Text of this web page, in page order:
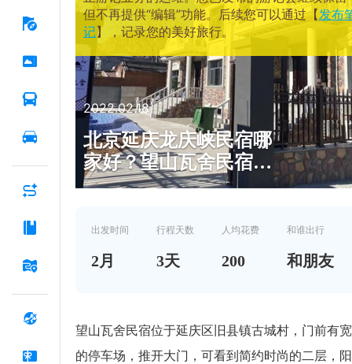
但不再提供“编辑”功能。后续您可以通过【发布
记】，记录您的美好旅行。
2022.02.18
北京延庆龙庆峡民宿哪
家好？望山瓦舍民宿，
适合亲子游戏，烧烤晒
出发时间
2月
行程天数
3天
人均花费
200
和谁出行
和朋友
望山瓦舍民宿位于延庆区旧县镇古城村，门前有
的停车场，推开大门，可看到简约时尚的二层，